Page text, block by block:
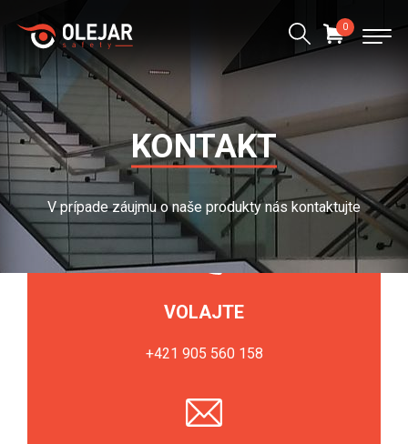
KONTAKT
V prípade záujmu o naše produkty nás kontaktujte
VOLAJTE
+421 905 560 158
0